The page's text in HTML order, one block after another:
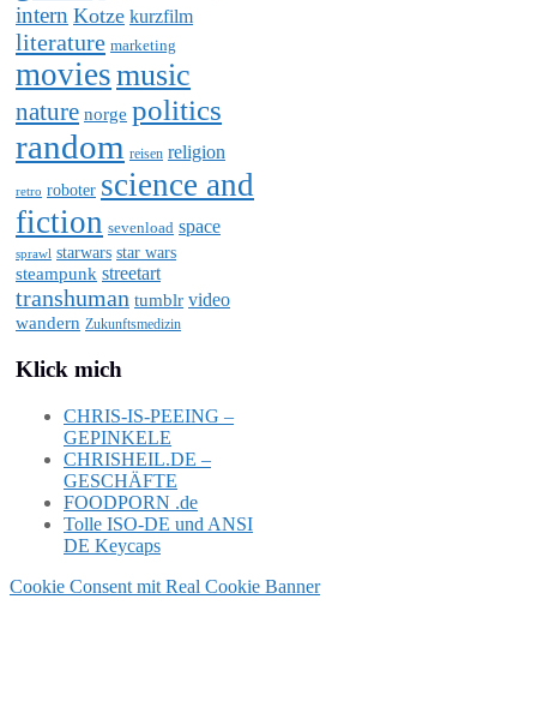
intern Kotze kurzfilm
literature marketing
moviesmusic
nature norge politics
random reisen religion
retro roboter science and
fiction sevenload space
sprawl starwars star wars
steampunk streetart
transhuman tumblr video
wandern Zukunftsmedizin
Klick mich
CHRIS-IS-PEEING –
GEPINKELE
CHRISHEIL.DE –
GESCHÄFTE
FOODPORN .de
Tolle ISO-DE und ANSI
DE Keycaps
Cookie Consent mit Real Cookie Banner